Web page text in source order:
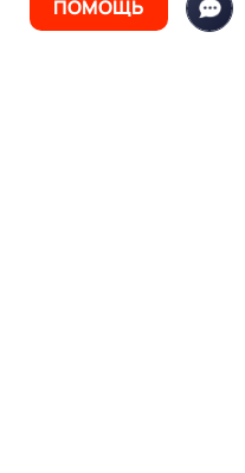
ПОМОЩЬ